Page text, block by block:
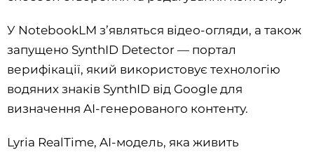
У NotebookLM з’являться відео-огляди, а також
запущено SynthID Detector — портал
верифікації, який використовує технологію
водяних знаків SynthID від Google для
визначення AI-генерованого контенту.
Lyria RealTime, AI-модель, яка живить